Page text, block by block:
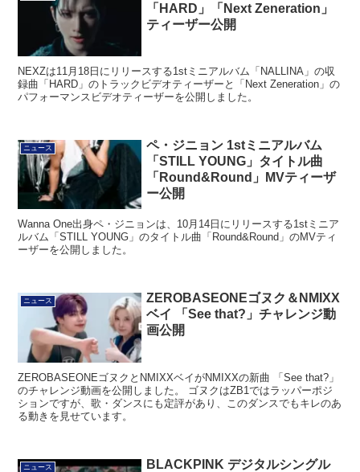
「HARD」「Next Zeneration」
ティーザー公開
NEXZは11月18日にリリースする1stミニアルバム「NALLINA」の収
録曲「HARD」のトラックビデオティーザーと「Next Zeneration」の
パフォーマンスビデオティーザーを公開しました。
ニュース
ペ・ジニョン 1stミニアルバム
「STILL YOUNG」タイトル曲
「Round&Round」MVティーザ
ー公開
Wanna One出身ペ・ジニョンは、10月14日にリリースする1stミニア
ルバム「STILL YOUNG」のタイトル曲「Round&Round」のMVティ
ーザーを公開しました。
ニュース
ZEROBASEONEゴヌク＆NMIXX
ベイ 「See that?」チャレンジ動
画公開
ZEROBASEONEゴヌクとNMIXXベイがNMIXXの新曲 「See that?」
のチャレンジ動画を公開しました。 ゴヌクはZB1ではラッパーポジ
ションですが、歌・ダンスにも定評があり、このダンスでもキレのあ
る動きを見せています。
ニュース
BLACKPINK デジタルシングル